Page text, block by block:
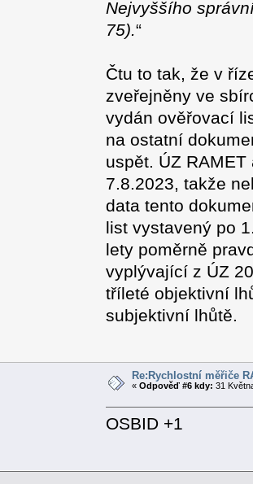
Nejvyššího
75).“
Čtu to tak, že v
zveřejněny ve
vydán ověřovací
na ostatní
uspět. ÚZ
7.8.2023, takže
data tento
list vystavený po
lety poměrně
vyplývající z ÚZ
tříleté objektivní
subjektivní lhůtě.
Re:Rychlostní měřiče
«Odpověď #6 kdy: 31
OSBID +1